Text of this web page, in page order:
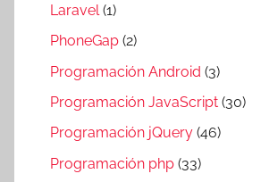
Laravel(1)
PhoneGap (2)
Programación Android (3)
Programación JavaScript (30)
Programación jQuery (46)
Programación php (33)